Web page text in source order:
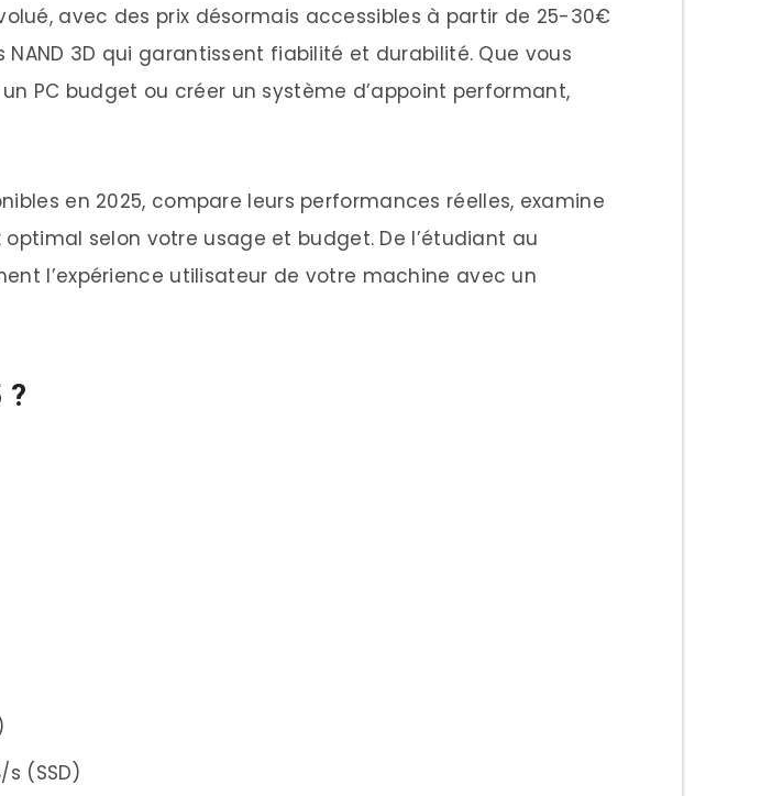
avec des prix désormais accessibles à partir de 25-30€
3D qui garantissent fiabilité et durabilité. Que vous
PC budget ou créer un système d’appoint performant,
en 2025, compare leurs performances réelles, examine
selon votre usage et budget. De l’étudiant au
l’expérience utilisateur de votre machine avec un
?
(SSD)